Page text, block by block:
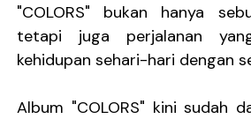
"COLORS" bukan hanya
tetapi juga perjalanan
kehidupan sehari-hari dengan
Album "COLORS" kini sudah